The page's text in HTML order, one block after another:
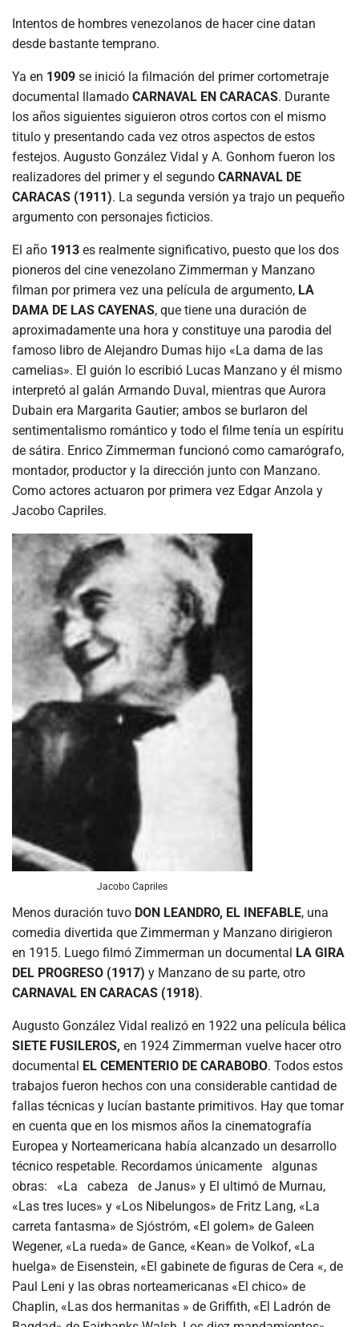
Intentos de hombres venezolanos de hacer cine datan
desde bastante temprano.
Ya en 1909 se inició la filmación del primer cortometraje
documental llamado CARNAVAL EN CARACAS. Durante
los años siguientes siguieron otros cortos con el mismo
titulo y presentando cada vez otros aspectos de estos
festejos. Augusto González Vidal y A. Gonhom fueron los
realizadores del primer y el segundo CARNAVAL DE
CARACAS (1911). La segunda versión ya trajo un pequeño
argumento con personajes ficticios.
El año 1913 es realmente significativo, puesto que los dos
pioneros del cine venezolano Zimmerman y Manzano
filman por primera vez una película de argumento, LA
DAMA DE LAS CAYENAS, que tiene una duración de
aproximadamente una hora y constituye una parodia del
famoso libro de Alejandro Dumas hijo «La dama de las
camelias». El guión lo escribió Lucas Manzano y él mismo
interpretó al galán Armando Duval, mientras que Aurora
Dubain era Margarita Gautier; ambos se burlaron del
sentimentalismo romántico y todo el filme tenía un espíritu
de sátira. Enrico Zimmerman funcionó como camarógrafo,
montador, productor y la dirección junto con Manzano.
Como actores actuaron por primera vez Edgar Anzola y
Jacobo Capriles.
Jacobo Capriles
Menos duración tuvo DON LEANDRO, EL INEFABLE, una
comedia divertida que Zimmerman y Manzano dirigieron
en 1915. Luego filmó Zimmerman un documental LA GIRA
DEL PROGRESO (1917) y Manzano de su parte, otro
CARNAVAL EN CARACAS (1918).
Augusto González Vidal realizó en 1922 una película bélica
SIETE FUSILEROS, en 1924 Zimmerman vuelve hacer otro
documental EL CEMENTERIO DE CARABOBO. Todos estos
trabajos fueron hechos con una considerable cantidad de
fallas técnicas y lucían bastante primitivos. Hay que tomar
en cuenta que en los mismos años la cinematografía
Europea y Norteamericana había alcanzado un desarrollo
técnico respetable. Recordamos únicamente algunas
obras: «La cabeza de Janus» y El ultimó de Murnau,
«Las tres luces» y «Los Nibelungos» de Fritz Lang, «La
carreta fantasma» de Sjóstróm, «El golem» de Galeen
Wegener, «La rueda» de Gance, «Kean» de Volkof, «La
huelga» de Eisenstein, «El gabinete de figuras de Cera «, de
Paul Leni y las obras norteamericanas «El chico» de
Chaplin, «Las dos hermanitas » de Griffith, «El Ladrón de